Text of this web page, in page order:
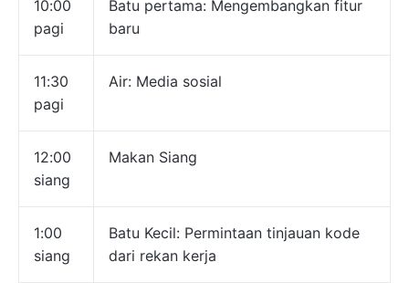
10:00
pagi
Batu pertama: Mengembangkan fitur
baru
11:30
pagi
Air: Media sosial
12:00
siang
Makan Siang
1:00
siang
Batu Kecil: Permintaan tinjauan kode
dari rekan kerja